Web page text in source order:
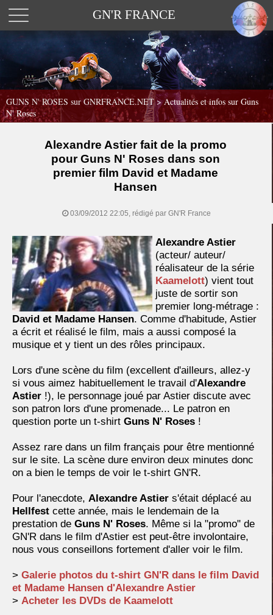
GN'R FRANCE
GUNS N' ROSES sur GNRFRANCE.NET>Actualités et infos sur Guns
N' Roses
Alexandre Astier fait de la promo
pour Guns N' Roses dans son
premier film David et Madame
Hansen
03/09/2012 22:05, rédigé par GN'R France
Alexandre Astier
(acteur/ auteur/
réalisateur de la série
Kaamelott) vient tout
juste de sortir son
premier long-métrage :
David et Madame Hansen. Comme d'habitude, Astier
a écrit et réalisé le film, mais a aussi composé la
musique et y tient un des rôles principaux.
Lors d'une scène du film (excellent d'ailleurs, allez-y
si vous aimez habituellement le travail d'Alexandre
Astier !), le personnage joué par Astier discute avec
son patron lors d'une promenade... Le patron en
question porte un t-shirt Guns N' Roses !
Assez rare dans un film français pour être mentionné
sur le site. La scène dure environ deux minutes donc
on a bien le temps de voir le t-shirt GN'R.
Pour l'anecdote, Alexandre Astier s'était déplacé au
Hellfest cette année, mais le lendemain de la
prestation de Guns N' Roses. Même si la "promo" de
GN'R dans le film d'Astier est peut-être involontaire,
nous vous conseillons fortement d'aller voir le film.
> Galerie photos du t-shirt GN'R dans le film David
et Madame Hansen d'Alexandre Astier
> Acheter les DVDs de Kaamelott